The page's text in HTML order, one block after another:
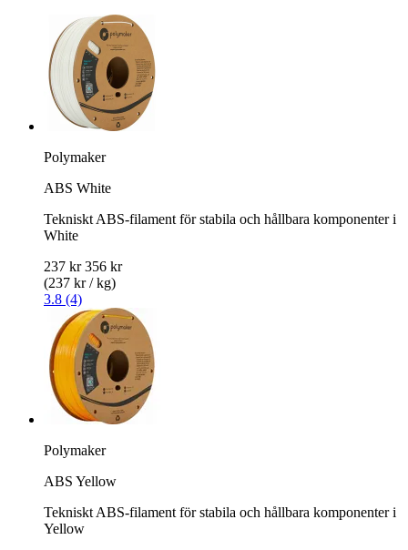
Polymaker
ABS White
Tekniskt ABS-filament för stabila och hållbara komponenter i
White
237 kr 356 kr
(237 kr / kg)
3.8 (4)
Polymaker
ABS Yellow
Tekniskt ABS-filament för stabila och hållbara komponenter i
Yellow